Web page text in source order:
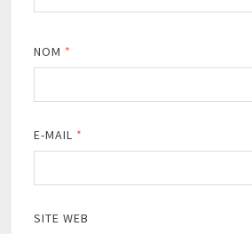
NOM *
E-MAIL *
SITE WEB